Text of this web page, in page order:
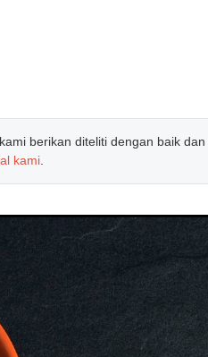
berikan diteliti dengan baik
kami